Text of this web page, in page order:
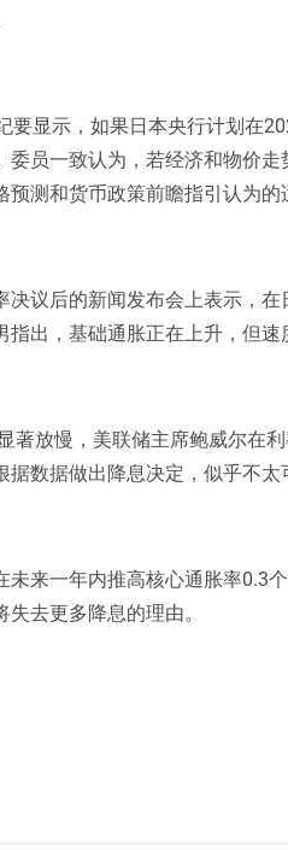
显示，如果日本央行计划在
委员一致认为，若经济和物价
测和货币政策前瞻指引认为的
决议后的新闻发布会上表示，
出，基础通胀正在上升，但速
著放慢，美联储主席鲍威尔在
数据做出降息决定，似乎不太
来一年内推高核心通胀率0.3
去更多降息的理由。